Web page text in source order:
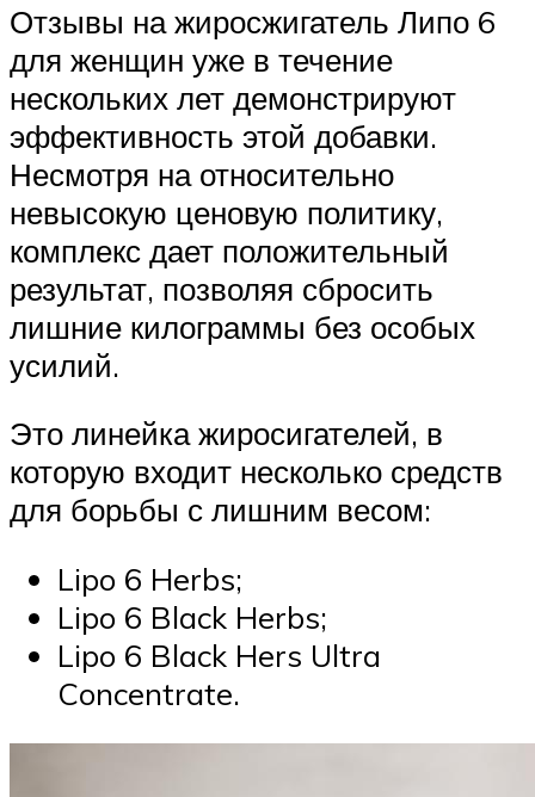
Отзывы на жиросжигатель Липо 6
для женщин уже в течение
нескольких лет демонстрируют
эффективность этой добавки.
Несмотря на относительно
невысокую ценовую политику,
комплекс дает положительный
результат, позволяя сбросить
лишние килограммы без особых
усилий.
Это линейка жиросигателей, в
которую входит несколько средств
для борьбы с лишним весом:
Lipo 6 Herbs;
Lipo 6 Black Herbs;
Lipo 6 Black Hers Ultra
Concentrate.